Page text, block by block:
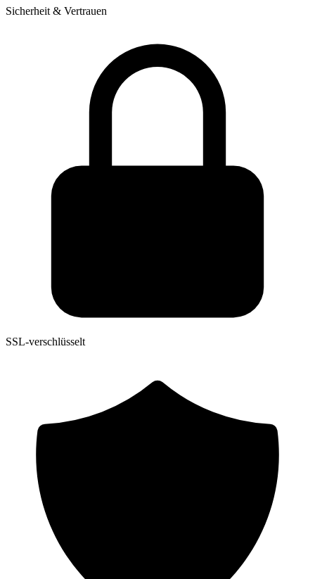
Sicherheit & Vertrauen
SSL-verschlüsselt